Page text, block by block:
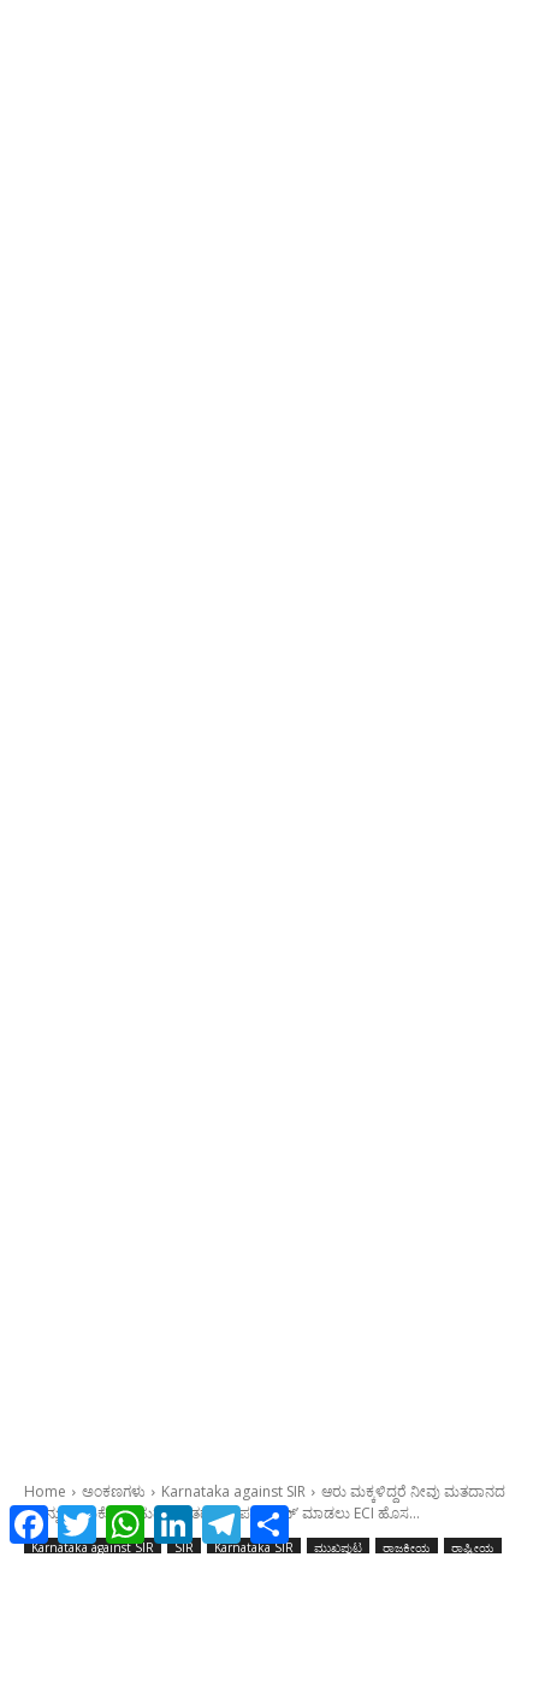
Facebook
TwitterWhatsApp
LinkedInTelegramShare